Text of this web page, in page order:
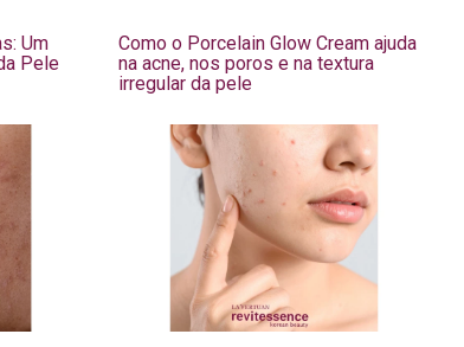
Um
Pele
Como o Porcelain Glow Cream ajuda
na acne, nos poros e na textura
irregular da pele